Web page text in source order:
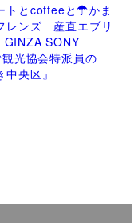
トとcoffeeと☂かま
レンズ 産直エブリ
GINZA SONY
光協会特派員の
中央区』